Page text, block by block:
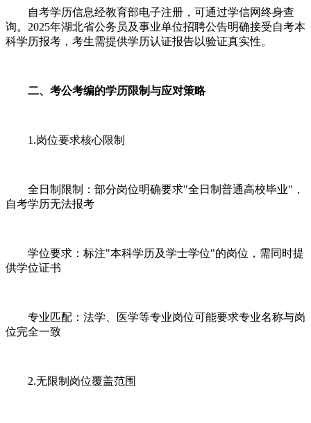
自考学历信息经教育部电子注册，可通过学信网终身查
询。2025年湖北省公务员及事业单位招聘公告明确接受自考本
科学历报考，考生需提供学历认证报告以验证真实性。
二、考公考编的学历限制与应对策略
1.岗位要求核心限制
全日制限制：部分岗位明确要求"全日制普通高校毕业"，
自考学历无法报考
学位要求：标注"本科学历及学士学位"的岗位，需同时提
供学位证书
专业匹配：法学、医学等专业岗位可能要求专业名称与岗
位完全一致
2.无限制岗位覆盖范围